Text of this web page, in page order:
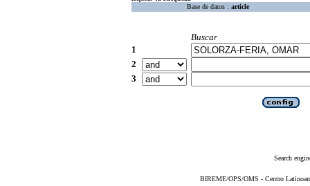
Base de datos : article
Buscar
1
2
3
Search
BIREME/OPS/OMS - Centro